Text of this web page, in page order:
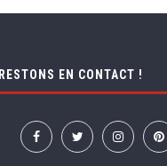
RESTONS EN CONTACT !